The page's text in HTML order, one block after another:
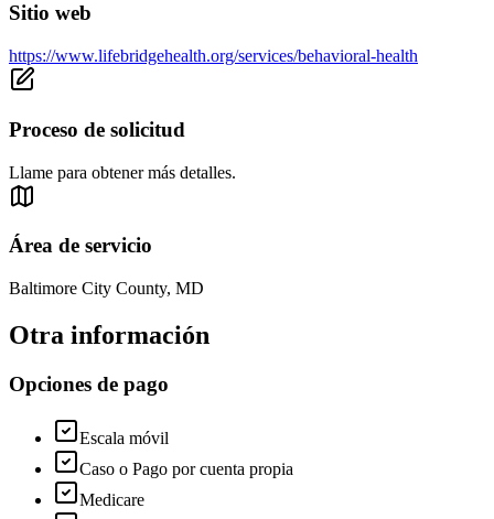
Sitio web
https://www.lifebridgehealth.org/services/behavioral-health
Proceso de solicitud
Llame para obtener más detalles.
Área de servicio
Baltimore City County, MD
Otra información
Opciones de pago
Escala móvil
Caso o Pago por cuenta propia
Medicare